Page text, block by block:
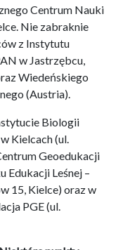
Centrum Nauki
Nie zabraknie
z Instytutu
w Jastrzębcu,
Wiedeńskiego
(Austria).
Biologii
Kielcach (ul.
Geoedukacji
Edukacji Leśnej –
15, Kielce) oraz w
PGE (ul.